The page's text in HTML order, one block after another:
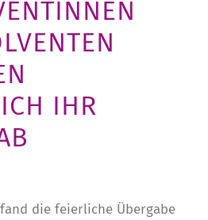
E
IHR S
die feierliche Übergabe